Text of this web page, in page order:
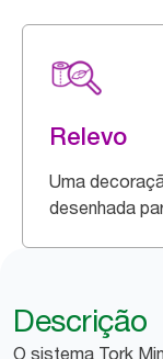
Relevo
Uma
desenhada
Descrição
O sistema Tork